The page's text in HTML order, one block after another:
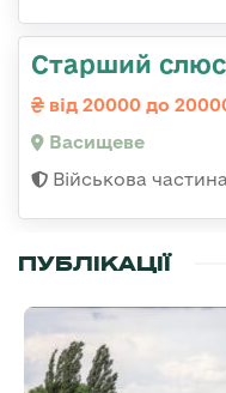
Старший
від 20000 до
Васищеве
Військова
ПУБЛІКАЦІЇ